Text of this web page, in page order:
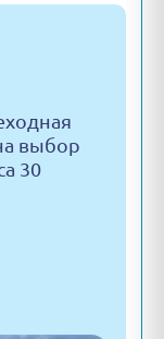
выбор
30